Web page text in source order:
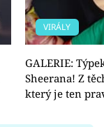
VIRÁLY
GALERIE:
Sheerana! Z
který je ten